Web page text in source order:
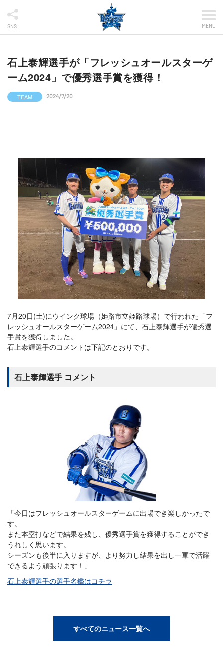
SNS MENU
石上泰輝選手が「フレッシュオールスターゲ
ーム2024」で優秀選手賞を獲得！
TEAM 2024/7/20
7月20日(土)にウインク球場（姫路市立姫路球場）で行われた「フ
レッシュオールスターゲーム2024」にて、石上泰輝選手が優秀選
手賞を獲得しました。
石上泰輝選手のコメントは下記のとおりです。
石上泰輝選手 コメント
「今日はフレッシュオールスターゲームに出場でき楽しかったで
す。
また本塁打などで結果を残し、優秀選手賞を獲得することができ
うれしく思います。
シーズンも後半に入りますが、より努力し結果を出し一軍で活躍
できるよう頑張ります！」
石上泰輝選手の選手名鑑はコチラ
すべてのニュース一覧へ